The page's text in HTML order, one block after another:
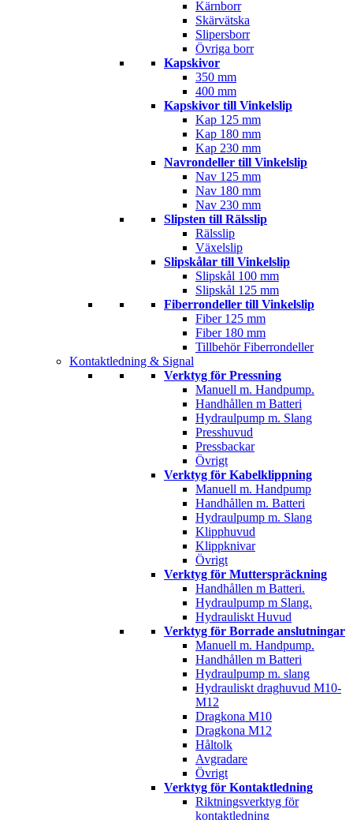
Kärnborr
Skärvätska
Slipersborr
Övriga borr
Kapskivor
350 mm
400 mm
Kapskivor till Vinkelslip
Kap 125 mm
Kap 180 mm
Kap 230 mm
Navrondeller till Vinkelslip
Nav 125 mm
Nav 180 mm
Nav 230 mm
Slipsten till Rälsslip
Rälsslip
Växelslip
Slipskålar till Vinkelslip
Slipskål 100 mm
Slipskål 125 mm
Fiberrondeller till Vinkelslip
Fiber 125 mm
Fiber 180 mm
Tillbehör Fiberrondeller
Kontaktledning & Signal
Verktyg för Pressning
Manuell m. Handpump.
Handhållen m Batteri
Hydraulpump m. Slang
Presshuvud
Pressbackar
Övrigt
Verktyg för Kabelklippning
Manuell m. Handpump
Handhållen m. Batteri
Hydraulpump m. Slang
Klipphuvud
Klippknivar
Övrigt
Verktyg för Mutterspräckning
Handhållen m Batteri.
Hydraulpump m Slang.
Hydrauliskt Huvud
Verktyg för Borrade anslutningar
Manuell m. Handpump.
Handhållen m Batteri
Hydraulpump m. slang
Hydrauliskt draghuvud M10-
M12
Dragkona M10
Dragkona M12
Håltolk
Avgradare
Övrigt
Verktyg för Kontaktledning
Riktningsverktyg för
kontaktledning